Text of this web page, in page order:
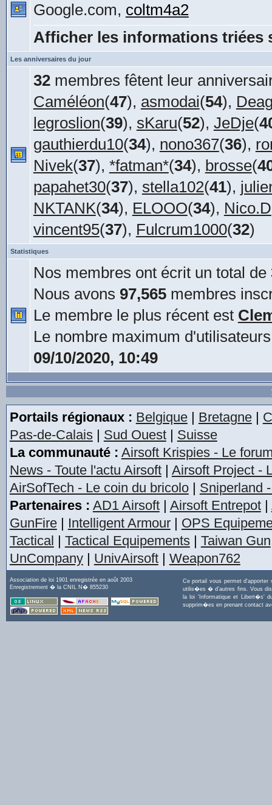
Google.com, coltm4a2
Afficher les informations triées
Les anniversaires du jour
32membres fêtent leur
Caméléon(47), asmodai(54),
legroslion(39), sKaru(52), JeDje(
gauthierdu10(34), nono367(36),
Nivek(37), *fatman*(34), brosse(
papahet30(37), stella102(41),
NKTANK(34), ELOOO(34), Nico.D
vincent95(37), Fulcrum1000(32)
Statistiques
Nos membres ont écrit un total de
Nous avons 97,565membres
Le membre le plus récent est
Le nombre maximum
09/10/2020, 10:49
Portails régionaux : Belgique| Bretagne|
Pas-de-Calais| Sud Ouest| Suisse
La communauté : Airsoft Krispies - Le
News - Toute l'actu Airsoft| Airsoft Project -
AirSofTech - Le coin du bricolo| Sniperland
Partenaires : AD1 Airsoft| Airsoft Entrepot|
GunFire| Intelligent Armour| OPS
Tactical | Tactical Equipements| Taiwan Gun
UnCompany| UnivAirsoft| Weapon762
Association de loi 1901 enregistrée en août 2003
Enregistrement � la CNIL N� 855230
Ce portail vous permet
utilis�es � d'autres fins. Vous
la loi 'Informatique et Libert�s'
supprim�es en prenant contact